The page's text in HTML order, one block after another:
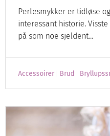
Perlesmykker er tidløse
interessant historie.
på som noe sjeldent…
Accessoirer Brud